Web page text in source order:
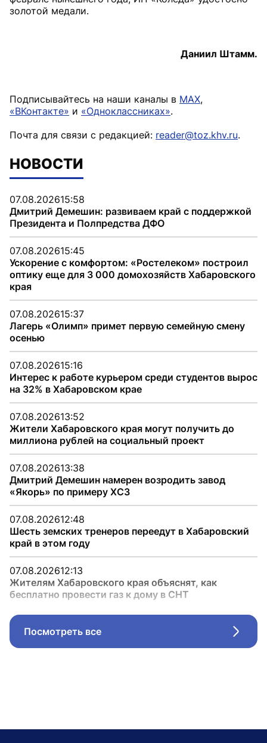
золотой медали.
Даниил Штамм.
Подписывайтесь на наши каналы в MAX,
«ВКонтакте» и «Одноклассниках».
Почта для связи с редакцией: reader@toz.khv.ru.
НОВОСТИ
07.08.202615:58
Дмитрий Демешин: развиваем край с поддержкой
Президента и Полпредства ДФО
07.08.202615:45
Ускорение с комфортом: «Ростелеком» построил
оптику еще для 3 000 домохозяйств Хабаровского
края
07.08.202615:37
Лагерь «Олимп» примет первую семейную смену
осенью
07.08.202615:16
Интерес к работе курьером среди студентов вырос
на 32% в Хабаровском крае
07.08.202613:52
Жители Хабаровского края могут получить до
миллиона рублей на социальный проект
07.08.202613:38
Дмитрий Демешин намерен возродить завод
«Якорь» по примеру ХСЗ
07.08.202612:48
Шесть земских тренеров переедут в Хабаровский
край в этом году
07.08.202612:13
Жителям Хабаровского края объяснят, как
бесплатно провести газ к дому в СНТ
Посмотреть все